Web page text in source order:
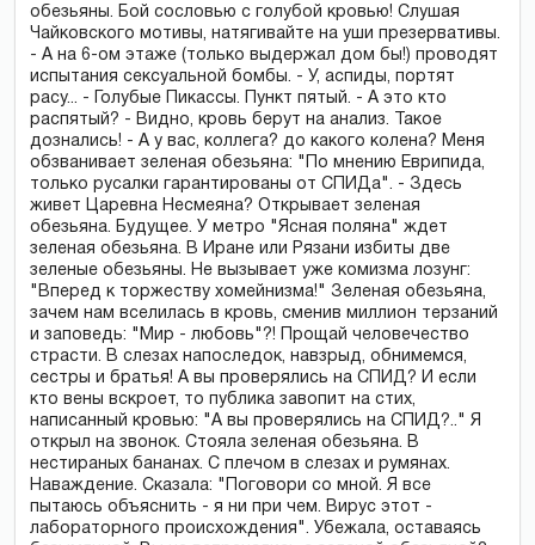
обезьяны. Бой сословью с голубой кровью! Слушая
Чайковского мотивы, натягивайте на уши презервативы.
- А на 6-ом этаже (только выдержал дом бы!) проводят
испытания сексуальной бомбы. - У, аспиды, портят
расу... - Голубые Пикассы. Пункт пятый. - А это кто
распятый? - Видно, кровь берут на анализ. Такое
дознались! - А у вас, коллега? до какого колена? Меня
обзванивает зеленая обезьяна: "По мнению Еврипида,
только русалки гарантированы от СПИДа". - Здесь
живет Царевна Несмеяна? Открывает зеленая
обезьяна. Будущее. У метро "Ясная поляна" ждет
зеленая обезьяна. В Иране или Рязани избиты две
зеленые обезьяны. Не вызывает уже комизма лозунг:
"Вперед к торжеству хомейнизма!" Зеленая обезьяна,
зачем нам вселилась в кровь, сменив миллион терзаний
и заповедь: "Мир - любовь"?! Прощай человечество
страсти. В слезах напоследок, навзрыд, обнимемся,
сестры и братья! А вы проверялись на СПИД? И если
кто вены вскроет, то публика завопит на стих,
написанный кровью: "А вы проверялись на СПИД?.." Я
открыл на звонок. Стояла зеленая обезьяна. В
нестираных бананах. С плечом в слезах и румянах.
Наваждение. Сказала: "Поговори со мной. Я все
пытаюсь объяснить - я ни при чем. Вирус этот -
лабораторного происхождения". Убежала, оставаясь